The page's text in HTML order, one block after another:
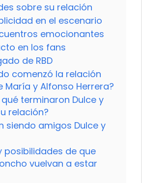
sobre su relación
en el escenario
emocionantes
en los fans
de RBD
comenzó la relación
María y Alfonso Herrera?
qué terminaron Dulce y
relación?
siendo amigos Dulce y
posibilidades de que
vuelvan a estar